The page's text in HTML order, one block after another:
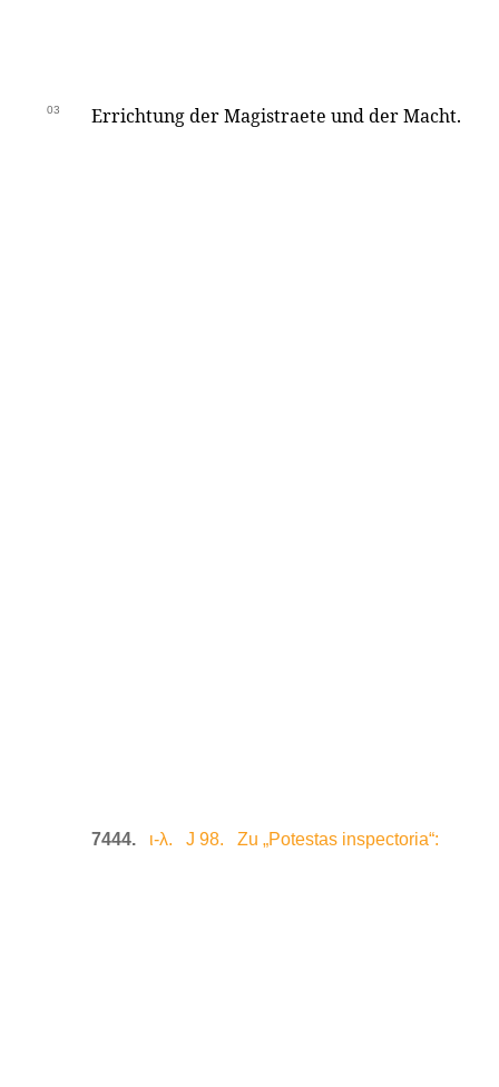
03 Errichtung der Magistraete und der Macht.
7444. ι-λ. J 98. Zu „Potestas inspectoria“: